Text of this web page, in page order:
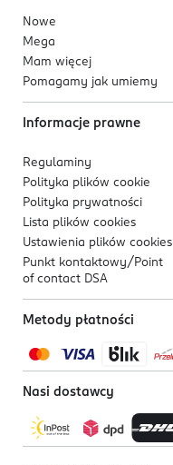
Nowe
Mega
Mam więcej
Pomagamy jak umiemy
Informacje prawne
Regulaminy
Polityka plików cookie
Polityka prywatności
Lista plików cookies
Ustawienia plików cookies
Punkt kontaktowy/ Point
of contact DSA
Metody płatności
Nasi dostawcy